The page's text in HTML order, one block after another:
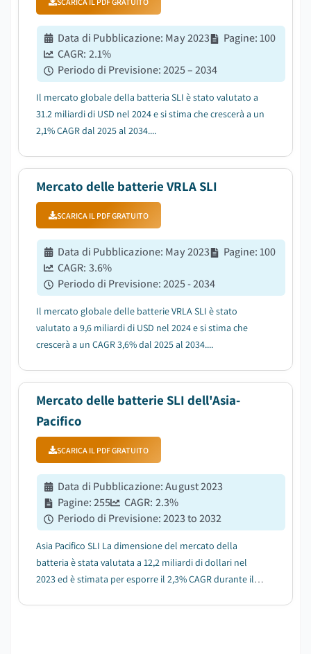
Data di Pubblicazione: May 2023 Pagine:100
CAGR: 2.1%
Periodo di Previsione:2025 – 2034
Il mercato globale della batteria SLI è stato valutato a
31.2 miliardi di USD nel 2024 e si stima che crescerà a un
2,1% CAGR dal 2025 al 2034....
Mercato delle batterie VRLA SLI
SCARICA IL PDF GRATUITO
Data di Pubblicazione: May 2023 Pagine:100
CAGR: 3.6%
Periodo di Previsione:2025 - 2034
Il mercato globale delle batterie VRLA SLI è stato
valutato a 9,6 miliardi di USD nel 2024 e si stima che
crescerà a un CAGR 3,6% dal 2025 al 2034....
Mercato delle batterie SLI dell'Asia-
Pacifico
SCARICA IL PDF GRATUITO
Data di Pubblicazione:August 2023
Pagine:255 CAGR: 2.3%
Periodo di Previsione:2023 to 2032
Asia Pacifico SLI La dimensione del mercato della
batteria è stata valutata a 12,2 miliardi di dollari nel
2023 ed è stimata per esporre il 2,3% CAGR durante il